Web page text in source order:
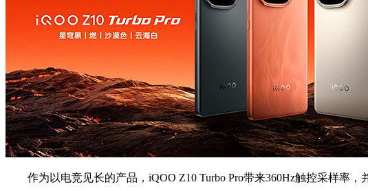
作为以电竞见长的产品，iQOO Z10 Turbo Pro带来360Hz触控采样率，